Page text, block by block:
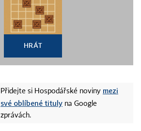
HRÁT
Přidejte si Hospodářské noviny mezi
své oblíbené tituly na Google
zprávách.